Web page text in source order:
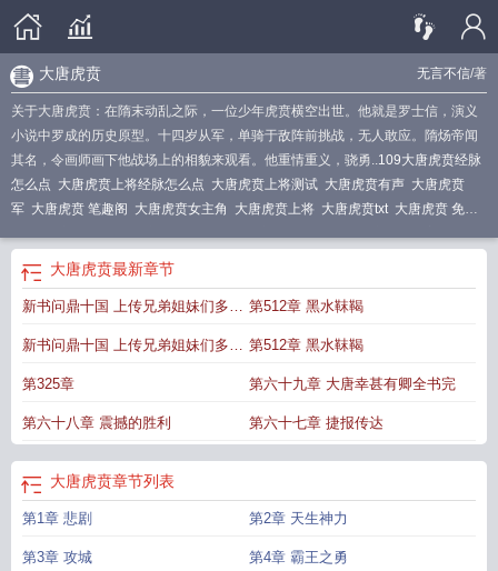
无言不信/著
大唐虎贲
关于大唐虎贲：在隋末动乱之际，一位少年虎贲横空出世。他就是罗士信，演义
小说中罗成的历史原型。十四岁从军，单骑于敌阵前挑战，无人敢应。隋炀帝闻
其名，令画师画下他战场上的相貌来观看。他重情重义，骁勇..109大唐虎贲经脉
怎么点 大唐虎贲上将经脉怎么点 大唐虎贲上将测试 大唐虎贲有声 大唐虎贲
军 大唐虎贲 笔趣阁 大唐虎贲女主角 大唐虎贲上将 大唐虎贲txt 大唐虎贲 免费
大唐虎贲五件横扫套 梦幻西游大唐虎贲
费听
大唐虎贲罗士信
TXT大唐虎贲军对狼卫解析视频大唐虎贲 无言不信大唐虎贲 最新章节 无弹
虎贲有声手机移动版大唐虎贲笔趣阁 大唐虎贲经脉大唐虎贲免费阅读全文
唐虎贲经脉怎么点
大唐虎贲无言不信著全文免费阅读大唐虎贲流派大唐虎贲全
集大唐虎贲百度百科大唐虎贲最新章节列表大唐虎贲主角妻子
大唐虎贲最新章节
新书问鼎十国 上传兄弟姐妹们多多
支持
第512章 黑水靺鞨
新书问鼎十国 上传兄弟姐妹们多多
支持
第512章 黑水靺鞨
第325章 第六十九章 大唐幸甚有卿全书完
第六十八章 震撼的胜利 第六十七章 捷报传达
大唐虎贲章节列表
第1章 悲剧 第2章 天生神力
第3章 攻城 第4章 霸王之勇